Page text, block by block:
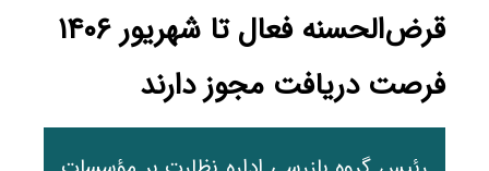
قرض‌الحسنه فعال تا شهریور ۱۴۰۶
فرصت دریافت مجوز دارند